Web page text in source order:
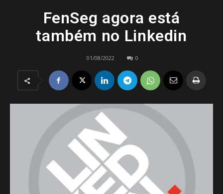
FenSeg agora está
também no Linkedin
01/08/2022 0